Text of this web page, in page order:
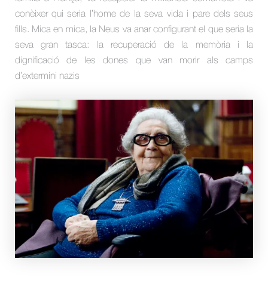
conèixer qui seria l’home de la seva vida i pare dels seus
fills. Mica en mica, la Neus va anar configurant el que seria la
seva gran tasca: la recuperació de la memòria i la
dignificació de les dones que van morir als camps
d’extermini nazis